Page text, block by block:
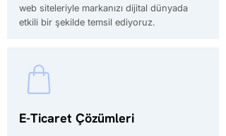
web siteleriyle markanızı dijital dünyada
etkili bir şekilde temsil ediyoruz.
E-Ticaret Çözümleri